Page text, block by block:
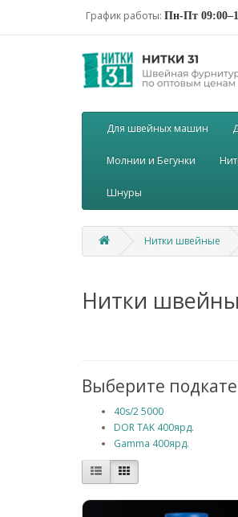
График работы: Пн-Пт
Для швейных машин
Молнии и Бегунки
Шнуры
Нитки швейные
Нитки
Выберите
40s/2 5000
DOR TAK 400ярд.
Gamma 400ярд.